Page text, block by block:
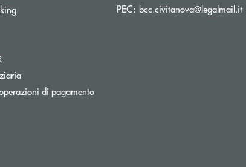
Apre una nuova finestra
Apre una nuova finestra
di pagamento
PEC: bcc.civitanova@legalmail.it